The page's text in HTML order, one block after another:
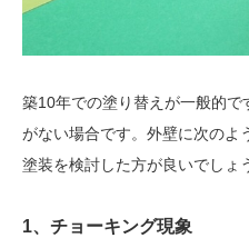
築10年での塗り替えが一般的で
がない場合です。外壁に次のよ
塗装を検討した方が良いでしょ
1、チョーキング現象